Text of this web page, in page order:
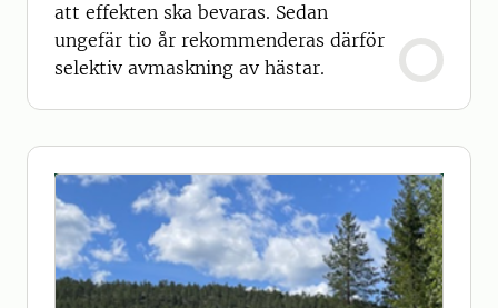
att effekten ska bevaras. Sedan
ungefär tio år rekommenderas därför
selektiv avmaskning av hästar.